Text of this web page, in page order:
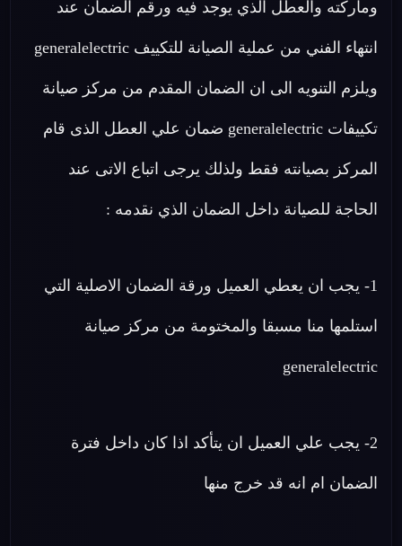
وماركته والعطل الذي يوجد فيه ورقم الضمان عند
انتهاء الفني من عملية الصيانة للتكييف generalelectric
ويلزم التنويه الى ان الضمان المقدم من مركز صيانة
تكييفات generalelectric ضمان علي العطل الذى قام
المركز بصيانته فقط ولذلك يرجى اتباع الاتى عند
الحاجة للصيانة داخل الضمان الذي نقدمه :
1- يجب ان يعطي العميل ورقة الضمان الاصلية التي
استلمها منا مسبقا والمختومة من مركز صيانة
generalelectric
2- يجب علي العميل ان يتأكد اذا كان داخل فترة
الضمان ام انه قد خرج منها